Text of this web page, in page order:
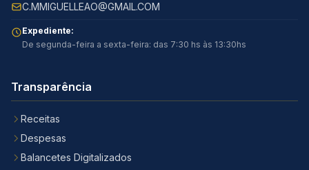
C.MMIGUELLEAO@GMAIL.COM
Expediente:
De segunda-feira a sexta-feira: das 7:30 hs às 13:30hs
Transparência
Receitas
Despesas
Balancetes Digitalizados